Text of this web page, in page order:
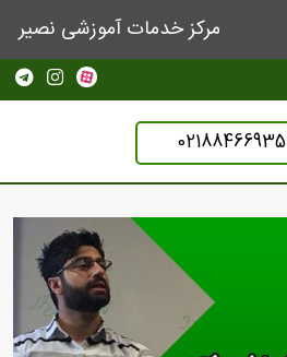
مرکز خدمات آموزشی نصیر
02188466935